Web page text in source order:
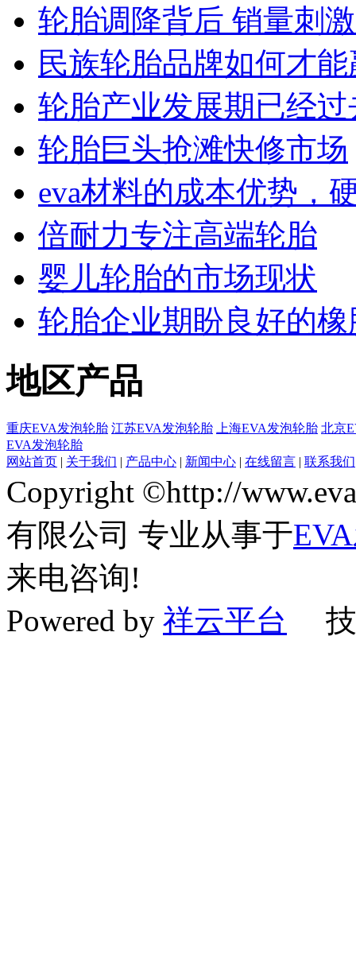
轮胎调降背后 销量刺
民族轮胎品牌如何才
轮胎产业发展期已经过
轮胎巨头抢滩快修市场
eva材料的成本优势，
倍耐力专注高端轮胎
婴儿轮胎的市场现状
轮胎企业期盼良好的
地区产品
重庆EVA发泡轮胎 江苏EVA发泡轮胎 上海EVA发泡轮胎 北京
EVA发泡轮胎
网站首页 | 关于我们 | 产品中心 | 新闻中心 | 在线留言 | 联系我们
Copyright ©http://
有限公司 专业从事于
来电咨询!
Powered by 祥云平台 技